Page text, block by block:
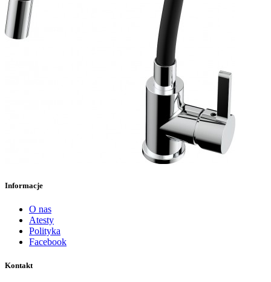
Informacje
O nas
Atesty
Polityka
Facebook
Kontakt